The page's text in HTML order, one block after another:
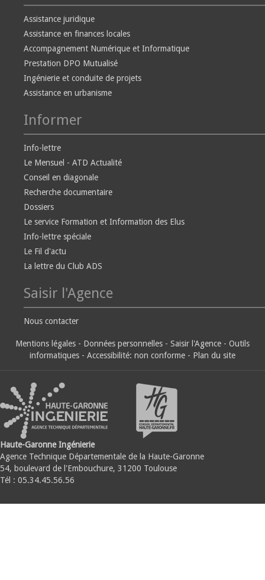
Assistance juridique
Assistance en finances locales
Accompagnement Numérique et Informatique
Prestation DPO Mutualisé
Ingénierie et conduite de projets
Assistance en urbanisme
Informer
Info-lettre
Le Mensuel - ATD Actualité
Conseil en diagonale
Recherche documentaire
Dossiers
Le service Formation et Information des Elus
Info-lettre spéciale
Le Fil d'actu
La lettre du Club ADS
Saisir l'Agence
Nous contacter
Mentions légales - Données personnelles - Saisir l'Agence - Outils
informatiques - Accessibilité: non conforme - Plan du site
Haute-Garonne Ingénierie
Agence Technique Départementale de la Haute-Garonne
54, boulevard de l'Embouchure, 31200 Toulouse
Tél : 05.34.45.56.56